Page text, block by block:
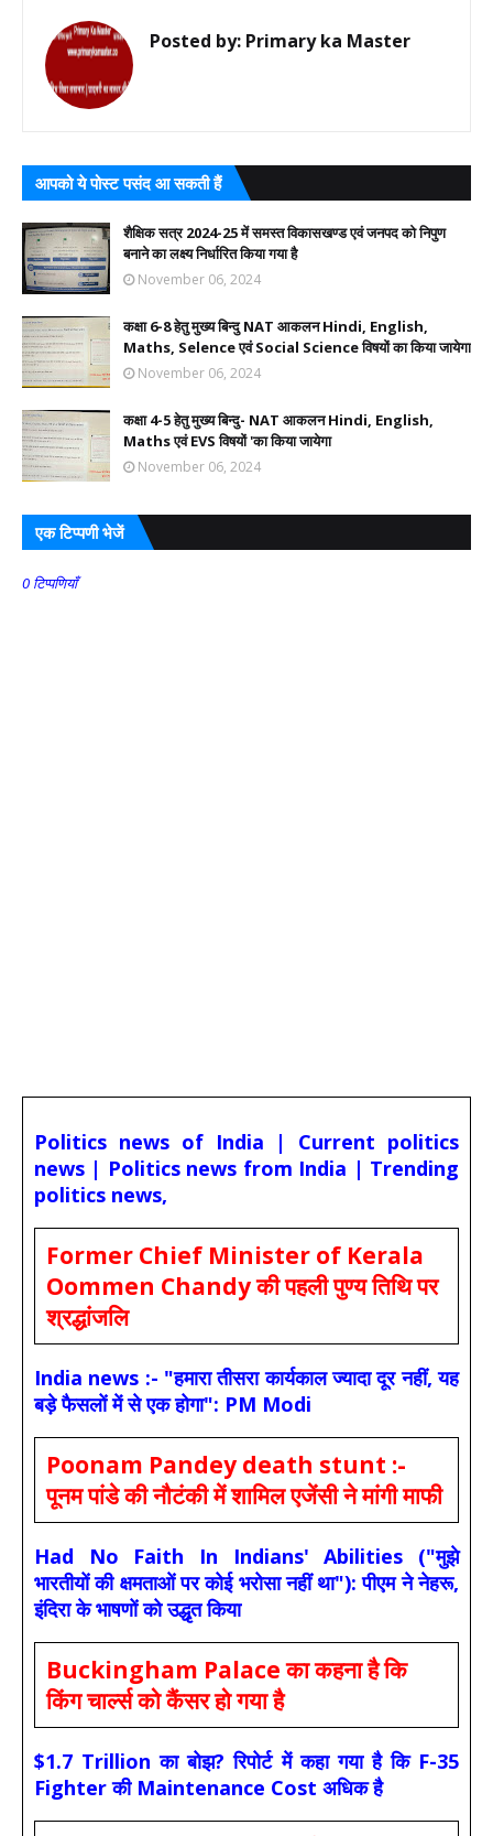
Posted by: Primary ka Master
आपको ये पोस्ट पसंद आ सकती हैं
शैक्षिक सत्र 2024-25 में समस्त विकासखण्ड एवं जनपद को निपुण
बनाने का लक्ष्य निर्धारित किया गया है
November 06, 2024
कक्षा 6-8 हेतु मुख्य बिन्दु NAT आकलन Hindi, English,
Maths, Selence एवं Social Science विषयों का किया जायेगा
November 06, 2024
कक्षा 4-5 हेतु मुख्य बिन्दु- NAT आकलन Hindi, English,
Maths एवं EVS विषयों 'का किया जायेगा
November 06, 2024
एक टिप्पणी भेजें
0 टिप्पणियाँ
Politics news of India | Current politics
news | Politics news from India | Trending
politics news,
Former Chief Minister of Kerala
Oommen Chandy की पहली पुण्य तिथि पर
श्रद्धांजलि
India news :- "हमारा तीसरा कार्यकाल ज्यादा दूर नहीं, यह
बड़े फैसलों में से एक होगा": PM Modi
Poonam Pandey death stunt :-
पूनम पांडे की नौटंकी में शामिल एजेंसी ने मांगी माफी
Had No Faith In Indians' Abilities ("मुझे
भारतीयों की क्षमताओं पर कोई भरोसा नहीं था"): पीएम ने नेहरू,
इंदिरा के भाषणों को उद्धृत किया
Buckingham Palace का कहना है कि
किंग चार्ल्स को कैंसर हो गया है
$1.7 Trillion का बोझ? रिपोर्ट में कहा गया है कि F-35
Fighter की Maintenance Cost अधिक है